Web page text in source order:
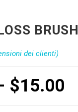
BRUSH
dei clienti)
$15.00